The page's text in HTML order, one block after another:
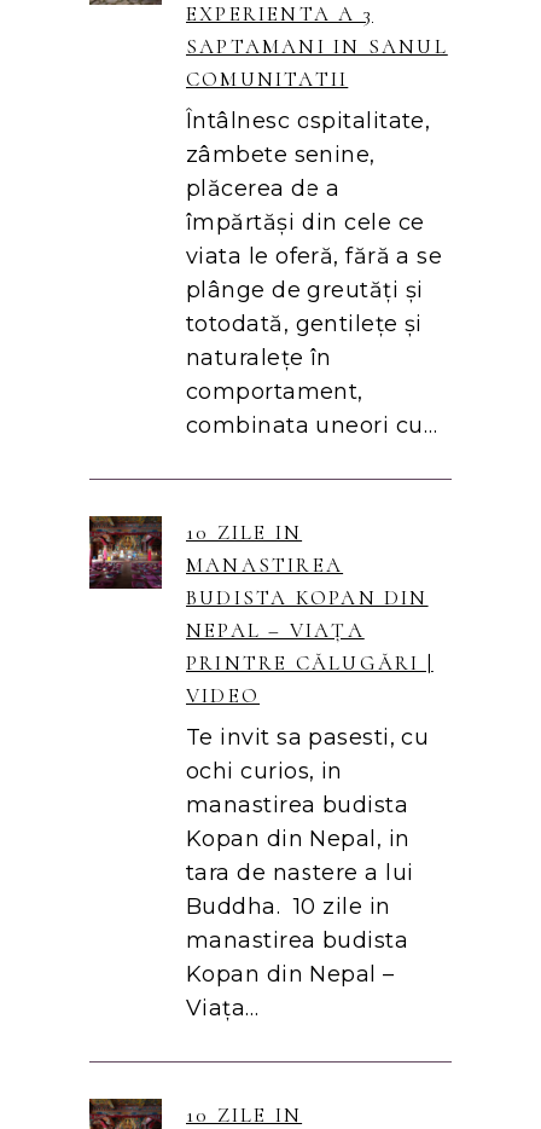
EXPERIENTA A 3
SAPTAMANI IN SANUL
COMUNITATII
Întâlnesc ospitalitate,
zâmbete senine,
plăcerea de a
împărtăși din cele ce
viata le oferă, fără a se
plânge de greutăți și
totodată, gentilețe și
naturalețe în
comportament,
combinata uneori cu…
10 ZILE IN
MANASTIREA
BUDISTA KOPAN DIN
NEPAL – VIAȚA
PRINTRE CĂLUGĂRI |
VIDEO
Te invit sa pasesti, cu
ochi curios, in
manastirea budista
Kopan din Nepal, in
tara de nastere a lui
Buddha. 10 zile in
manastirea budista
Kopan din Nepal –
Viața…
10 ZILE IN